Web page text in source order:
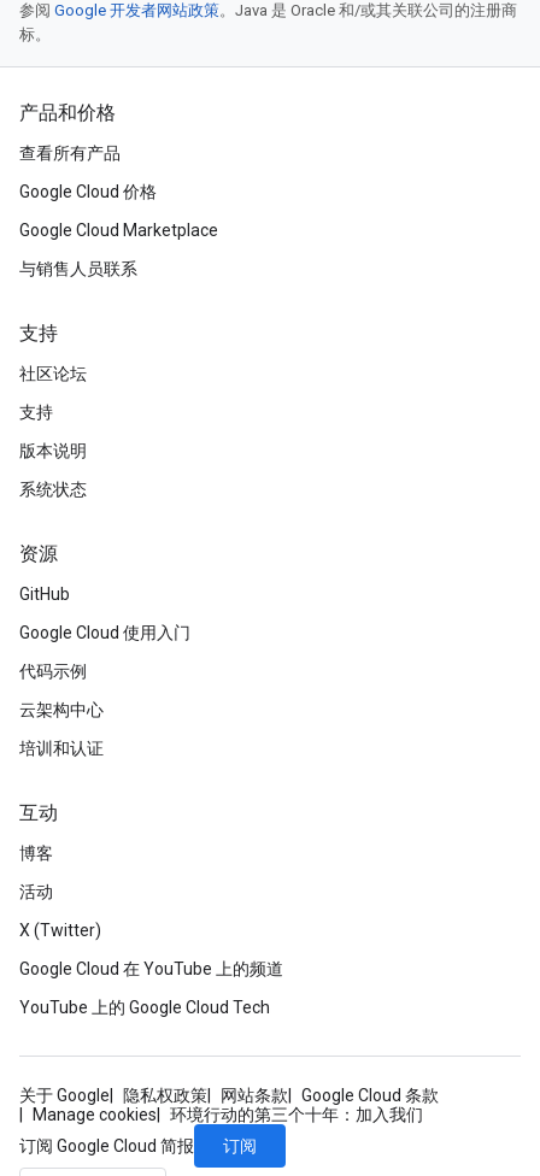
参阅 Google 开发者网站政策。Java 是 Oracle 和/或其关联公司的注册商
标。
产品和价格
查看所有产品
Google Cloud 价格
Google Cloud Marketplace
与销售人员联系
支持
社区论坛
支持
版本说明
系统状态
资源
GitHub
Google Cloud 使用入门
代码示例
云架构中心
培训和认证
互动
博客
活动
X (Twitter)
Google Cloud 在 YouTube 上的频道
YouTube 上的 Google Cloud Tech
关于 Google 隐私权政策 网站条款
Google Cloud 条款
Manage cookies
环境行动的第三个十年：加入我们
订阅 Google Cloud 简报
订阅